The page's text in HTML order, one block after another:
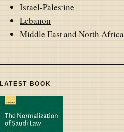
Israel-Palestine
Lebanon
Middle East and North Africa
LATEST BOOK